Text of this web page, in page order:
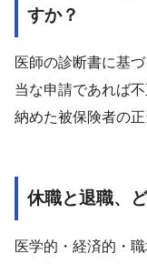
すか？
医師の診断書に基
当な申請であれば
納めた被保険者の正
休職と退職、
医学的・経済的・